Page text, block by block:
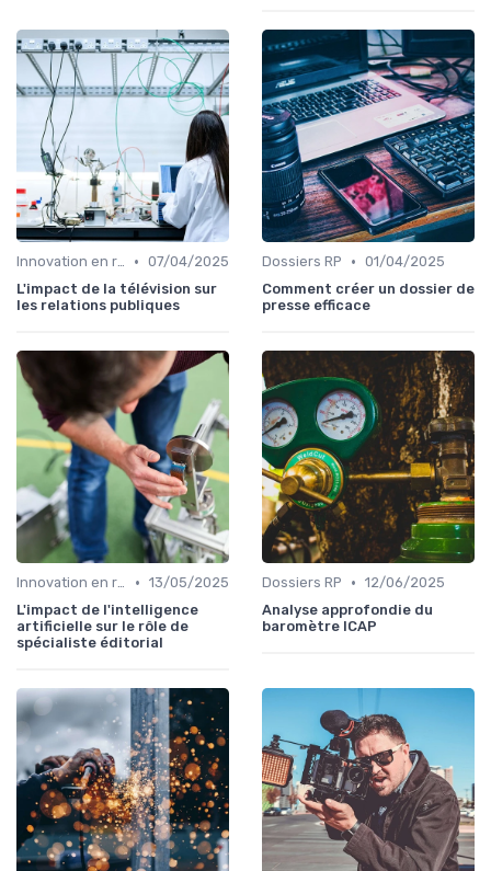
Innovation en relation presse • 07/04/2025
L'impact de la télévision sur
les relations publiques
Dossiers RP • 01/04/2025
Comment créer un dossier de
presse efficace
Innovation en relation presse • 13/05/2025
L'impact de l'intelligence
artificielle sur le rôle de
spécialiste éditorial
Dossiers RP • 12/06/2025
Analyse approfondie du
baromètre ICAP